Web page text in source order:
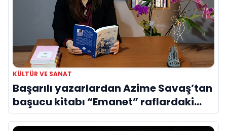
KÜLTÜR VE SANAT
Başarılı yazarlardan Azime Savaş’tan
başucu kitabı “Emanet” raflardaki
yerini aldı